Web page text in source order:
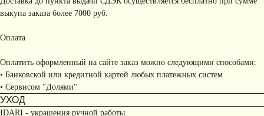
выкупа заказа более 7000 руб.
Оплата
Оплатить оформленный на сайте заказ можно следующими способами:
• Банковской или кредитной картой любых платежных систем
• Сервисом "Долями"
УХОД
IDARI - украшения ручной работы.